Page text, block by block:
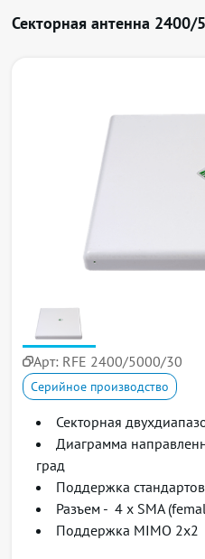
Секторная антенна
Арт: RFE 2400/5000/30
Серийное производство
Секторная
Диаграмма
град
Поддержка
Разъем - 4 х SMA
Поддержка MIMO 2x2